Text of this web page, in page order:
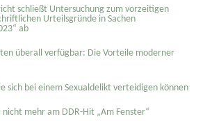
schließt Untersuchung zum vorzeitigen
Urteilsgründe in Sachen
ab
überall verfügbar: Die Vorteile moderner
sich bei einem Sexual­delikt verteidigen können
nicht mehr am DDR-Hit „Am Fenster“